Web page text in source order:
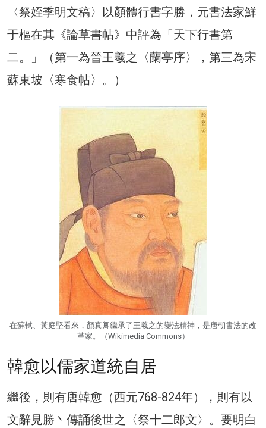
〈祭姪季明文稿〉以顏體行書字勝，元書法家鮮
于樞在其《論草書帖》中評為「天下行書第
二。」（第一為晉王羲之〈蘭亭序〉，第三為宋
蘇東坡〈寒食帖〉。）
在蘇軾、黃庭堅看來，顏真卿繼承了王羲之的變法精神，是唐朝書法的改
革家。（Wikimedia Commons）
韓愈以儒家道統自居
繼後，則有唐韓愈（西元768-824年），則有以
文辭見勝丶傳誦後世之〈祭十二郎文〉。要明白